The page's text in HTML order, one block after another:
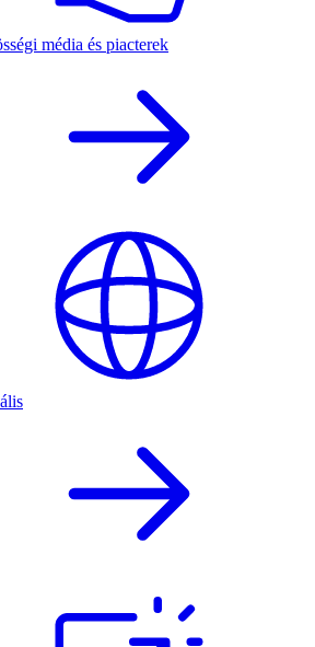
média és piacterek